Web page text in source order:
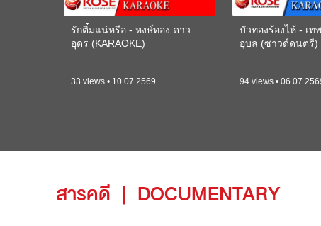
รักติ๋มแน่หรือ - หงษ์ทอง ดาว
อุดร (KARAOKE)
33 views • 10.07.2569
บัวทองร้องไห้ - เท
อุบล (ซาวด์ดนตรี)
94 views •
สารคดี | DOCUMENTARY